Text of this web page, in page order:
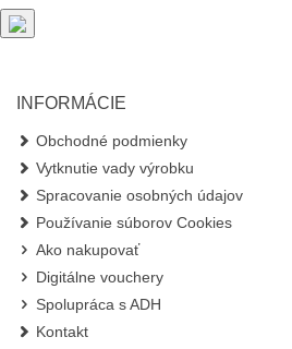
INFORMÁCIE
Obchodné podmienky
Vytknutie vady výrobku
Spracovanie osobných údajov
Používanie súborov Cookies
Ako nakupovať
Digitálne vouchery
Spolupráca s ADH
Kontakt